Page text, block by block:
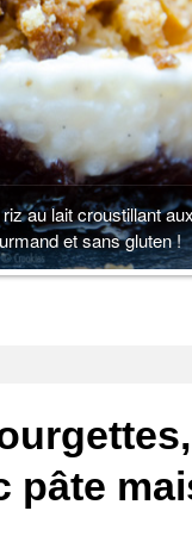
au lait croustillant
et sans gluten !
pâte